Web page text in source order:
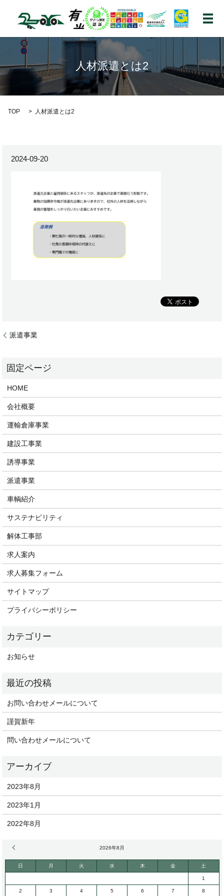
メ
人材派遣とは2
TOP 人材派遣とは2
2024-09-20
派遣事業
HOME
会社概要
運輸倉庫事業
建設工事業
誘導事業
派遣事業
車輌紹介
サステナビリティ
解体工事部
求人案内
求人募集フォーム
サイトマップ
プライバシーポリシー
お知らせ
お問い合わせメールについて
謹賀新年
問い合わせメールについて
2023年8月
2023年1月
2022年8月
2026年8月
日 月 火 水 木 金 土
1
2 3 4 5 6 7 8